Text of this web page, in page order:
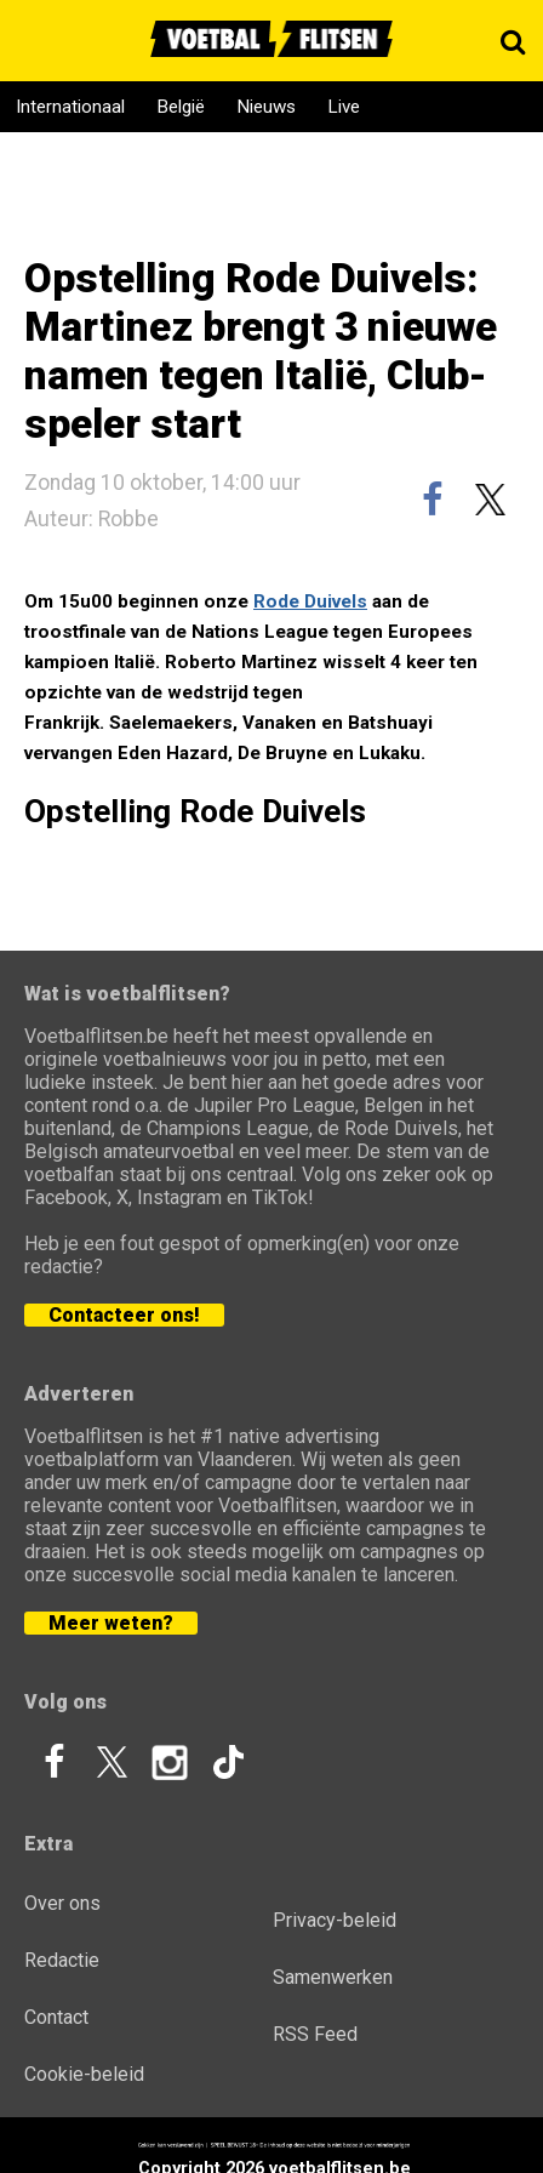
Internationaal België Nieuws Live
Opstelling Rode Duivels:
Martinez brengt 3 nieuwe
namen tegen Italië, Club-
speler start
Zondag 10 oktober, 14:00 uur
Auteur: Robbe
Om 15u00 beginnen onze Rode Duivels aan de
troostfinale van de Nations League tegen Europees
kampioen Italië. Roberto Martinez wisselt 4 keer ten
opzichte van de wedstrijd tegen
Frankrijk. Saelemaekers, Vanaken en Batshuayi
vervangen Eden Hazard, De Bruyne en Lukaku.
Opstelling Rode Duivels
Wat is voetbalflitsen?
Voetbalflitsen.be heeft het meest opvallende en
originele voetbalnieuws voor jou in petto, met een
ludieke insteek. Je bent hier aan het goede adres voor
content rond o.a. de Jupiler Pro League, Belgen in het
buitenland, de Champions League, de Rode Duivels, het
Belgisch amateurvoetbal en veel meer. De stem van de
voetbalfan staat bij ons centraal. Volg ons zeker ook op
Facebook, X, Instagram en TikTok!
Heb je een fout gespot of opmerking(en) voor onze
redactie?
Contacteer ons!
Adverteren
Voetbalflitsen is het #1 native advertising
voetbalplatform van Vlaanderen. Wij weten als geen
ander uw merk en/of campagne door te vertalen naar
relevante content voor Voetbalflitsen, waardoor we in
staat zijn zeer succesvolle en efficiënte campagnes te
draaien. Het is ook steeds mogelijk om campagnes op
onze succesvolle social media kanalen te lanceren.
Meer weten?
Volg ons
Extra
Over ons
Redactie
Contact
Cookie-beleid
Privacy-beleid
Samenwerken
RSS Feed
Copyright 2026 voetbalflitsen.be